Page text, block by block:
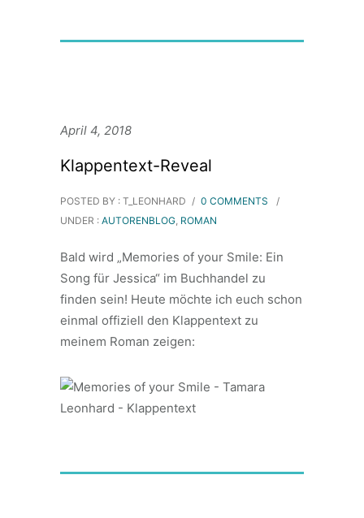
April 4, 2018
Klappentext-Reveal
POSTED BY : T_LEONHARD / 0 COMMENTS
/
UNDER : AUTORENBLOG, ROMAN
Bald wird „Memories of your Smile: Ein
Song für Jessica“ im Buchhandel zu
finden sein! Heute möchte ich euch schon
einmal offiziell den Klappentext zu
meinem Roman zeigen: